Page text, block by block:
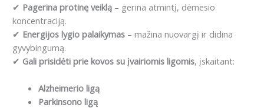
✔ Pagerina protinę veiklą – gerina atmintį, dėmesio
koncentraciją.
✔ Energijos lygio palaikymas – mažina nuovargį ir didina
gyvybingumą.
✔ Gali prisidėti prie kovos su įvairiomis ligomis, įskaitant:
Alzheimerio ligą
Parkinsono ligą